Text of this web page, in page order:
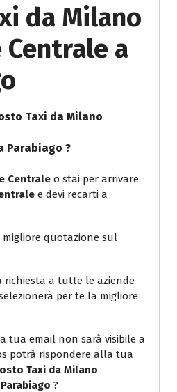
da Milano
a
Taxi da Milano
Parabiago ?
Centrale o stai per arrivare
e devi recarti a
migliore quotazione sul
richiesta a tutte le aziende
per te la migliore
tua email non sarà visibile a
potrà rispondere alla tua
Taxi da Milano
?